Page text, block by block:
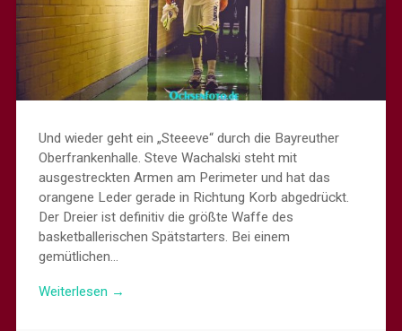
Und wieder geht ein „Steeeve“ durch die Bayreuther
Oberfrankenhalle. Steve Wachalski steht mit
ausgestreckten Armen am Perimeter und hat das
orangene Leder gerade in Richtung Korb abgedrückt.
Der Dreier ist definitiv die größte Waffe des
basketballerischen Spätstarters. Bei einem
gemütlichen…
Weiterlesen →